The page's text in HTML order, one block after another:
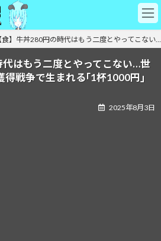
食】牛丼280円の時代はもう二度とやってこな
代はもう二度とやってこない…世
得戦争で生まれる｢1杯1000円｣
2025年8月3日